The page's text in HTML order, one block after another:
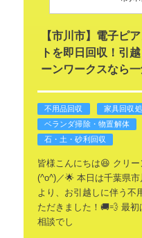
【市川市】電子ピ
トを即日回収！引
ーンワークスなら
不用品回収 家具回収
ベランダ掃除・物置解体
石・土・砂利回収
皆様こんにちは😆 クリ
(^o^)／🌟 本日は千葉県
より、お引越しに伴う不
ただきました！🚚💨 最初
相談でし